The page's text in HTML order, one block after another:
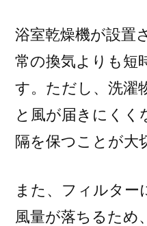
浴室乾燥機が設置
常の換気よりも短
す。ただし、洗濯
と風が届きにくく
隔を保つことが大
また、フィルター
風量が落ちるため